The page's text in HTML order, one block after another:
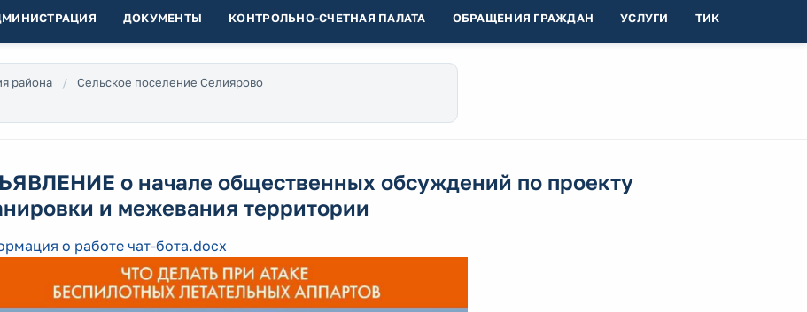
ДОКУМЕНТЫ КОНТРОЛЬНО-СЧЕТНАЯ ПАЛАТА ОБРАЩЕНИЯ ГРАЖДАН УСЛУГИ ТИК
района
Сельское поселение Селиярово
о начале общественных обсуждений по проекту
и межевания территории
о работе чат-бота.docx